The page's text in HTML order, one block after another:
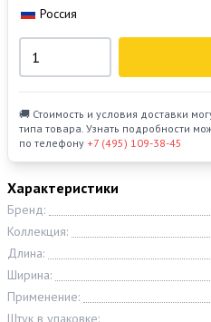
Характеристики
Бренд:
Коллекция:
Длина:
Ширина:
Применение:
Россия
🚚 Стоимость и условия доставки
типа товара. Узнать подробности
по телефону +7 (495) 109-38-45